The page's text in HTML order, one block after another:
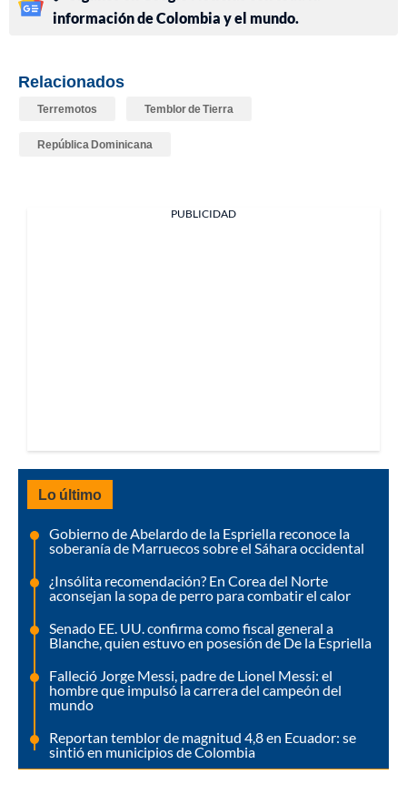
información de Colombia y el mundo.
Relacionados
Terremotos Temblor de Tierra
República Dominicana
PUBLICIDAD
Lo último
Gobierno de Abelardo de la Espriella reconoce la
soberanía de Marruecos sobre el Sáhara occidental
¿Insólita recomendación? En Corea del Norte
aconsejan la sopa de perro para combatir el calor
Senado EE. UU. confirma como fiscal general a
Blanche, quien estuvo en posesión de De la Espriella
Falleció Jorge Messi, padre de Lionel Messi: el
hombre que impulsó la carrera del campeón del
mundo
Reportan temblor de magnitud 4,8 en Ecuador: se
sintió en municipios de Colombia